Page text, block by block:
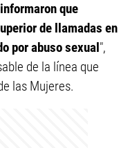
que
de llamadas en
por abuso sexual",
de la línea que
las Mujeres.